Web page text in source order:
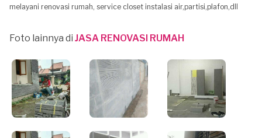
melayani renovasi rumah, service closet instalasi air,partisi,plafon,dll
Foto lainnya di JASA RENOVASI RUMAH